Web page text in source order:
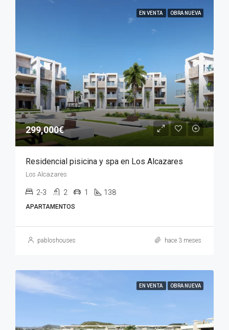
EN VENTA OBRA NUEVA
299,000€
Residencial pisicina y spa en Los Alcazares
Los Alcazares
2-3 2 1 138
APARTAMENTOS
pabloshouses hace 3 meses
EN VENTA OBRA NUEVA